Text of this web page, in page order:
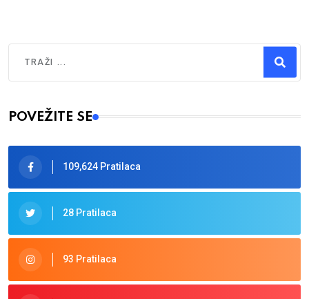
Type 2 or more characters for results.
POVEŽITE SE
109,624 Pratilaca
28 Pratilaca
93 Pratilaca